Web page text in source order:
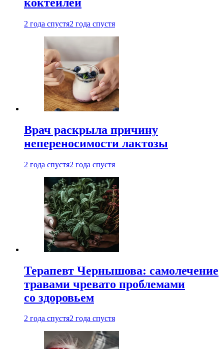
2 года спустя2 года спустя
Врач раскрыла причину
непереносимости лактозы
2 года спустя2 года спустя
Терапевт Чернышова: самолечение
травами чревато проблемами
со здоровьем
2 года спустя2 года спустя